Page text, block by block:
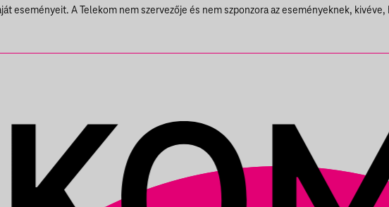
eseményeit. A Telekom nem szervezője és nem szponzora az eseményeknek,